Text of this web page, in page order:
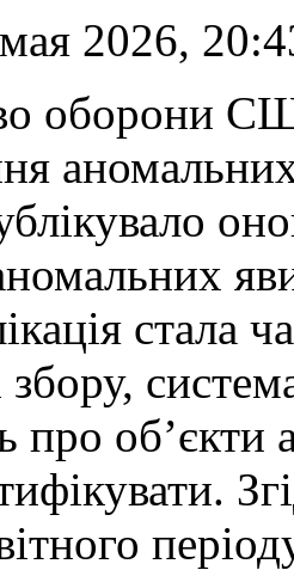
2026,
оборони
стала
про об’єкти